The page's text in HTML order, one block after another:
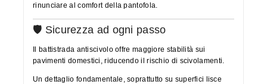
rinunciare al comfort della pantofola.
🛡️ Sicurezza ad ogni passo
Il battistrada antiscivolo offre maggiore stabilità sui
pavimenti domestici, riducendo il rischio di scivolamenti.
Un dettaglio fondamentale, soprattutto su superfici lisce